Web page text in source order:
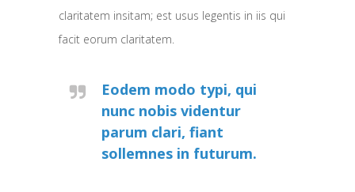
claritatem insitam; est usus legentis in iis qui
facit eorum claritatem.
Eodem modo typi, qui
nunc nobis videntur
parum clari, fiant
sollemnes in futurum.